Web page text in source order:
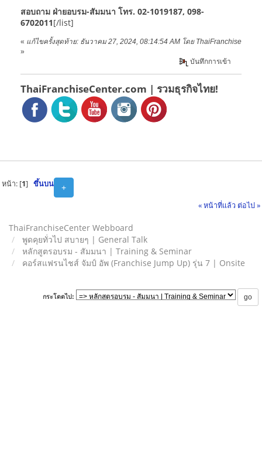
สอบถาม ฝ่ายอบรม-สัมมนา โทร. 02-1019187, 098-
6702011[/list]
« แก้ไขครั้งสุดท้าย: ธันวาคม 27, 2024, 08:14:54 AM โดย ThaiFranchise
»
บันทึกการเข้า
ThaiFranchiseCenter.com | รวมธุรกิจไทย!
+
หน้า: [1] ขึ้นบน
« หน้าที่แล้ว ต่อไป »
ThaiFranchiseCenter Webboard
พูดคุยทั่วไป สบายๆ | General Talk
หลักสูตรอบรม - สัมมนา | Training & Seminar
คอร์สแฟรนไชส์ จัมป์ อัพ (Franchise Jump Up) รุ่น 7 | Onsite
กระโดดไป: